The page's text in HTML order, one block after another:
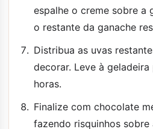
espalhe o creme sobre a
o restante da ganache
Distribua as uvas
decorar. Leve à
horas.
Finalize com chocolate
fazendo risquinhos sobre